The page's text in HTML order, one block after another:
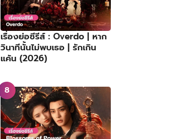
เรื่องย่อซีรีส์ : Overdo | หาก
วินาทีนั้นไม่พบเธอ | รักเกิน
แค้น (2026)